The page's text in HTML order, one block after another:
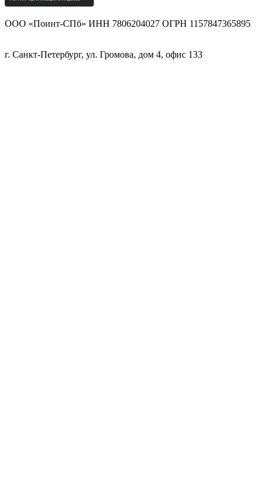
ООО «Поинт-СПб» ИНН 7806204027 ОГРН 1157847365895
г. Санкт-Петербург, ул. Громова, дом 4, офис 133